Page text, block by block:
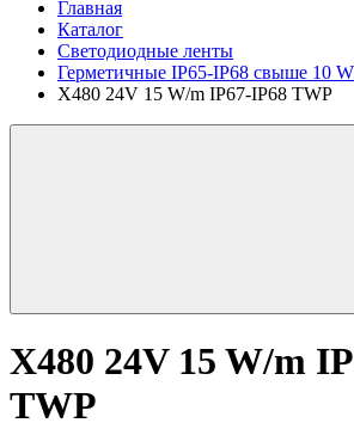
Главная
Каталог
Светодиодные ленты
Герметичные IP65-IP68 свыше 10
X480 24V 15 W/m IP67-IP68 TWP
X480 24V 15 W/m
TWP